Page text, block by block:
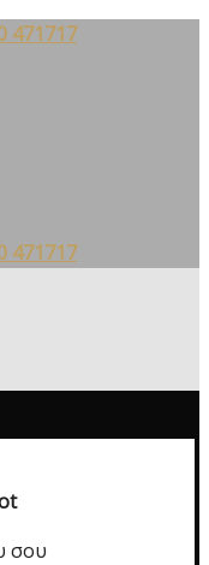
471717
471717
σου